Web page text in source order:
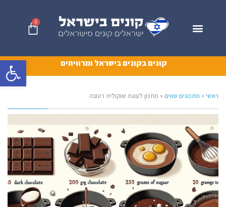
פתח
0
קונים בקונים בישראל ומרוויחים
ראשי » מתכונים שווים » מתכון לעוגת שוקולית רטובה